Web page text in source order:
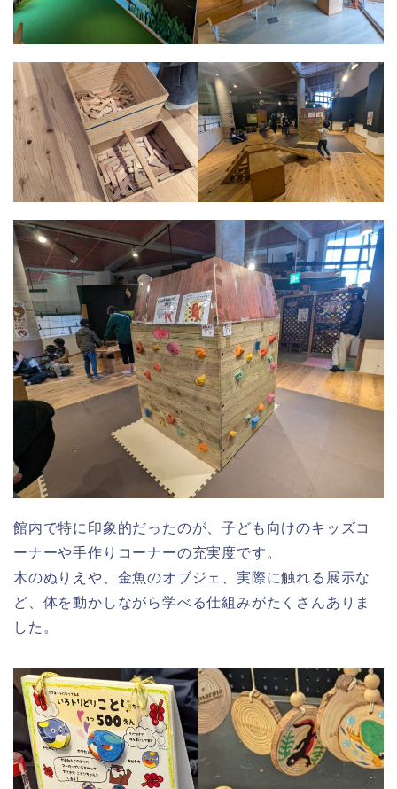
館内で特に印象的だったのが、子ども向けのキッズコ
ーナーや手作りコーナーの充実度です。
木のぬりえや、金魚のオブジェ、実際に触れる展示な
ど、体を動かしながら学べる仕組みがたくさんありま
した。